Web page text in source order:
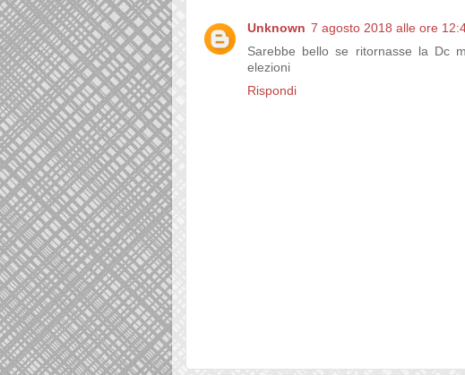
Unknown 7 agosto 2018 alle ore
Sarebbe bello se ritornasse la Dc
elezioni
Rispondi